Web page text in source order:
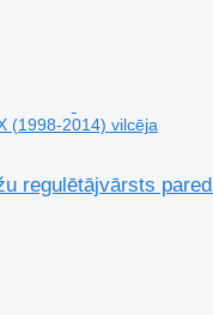
(1998-2014) vilcēja
regulētājvārsts